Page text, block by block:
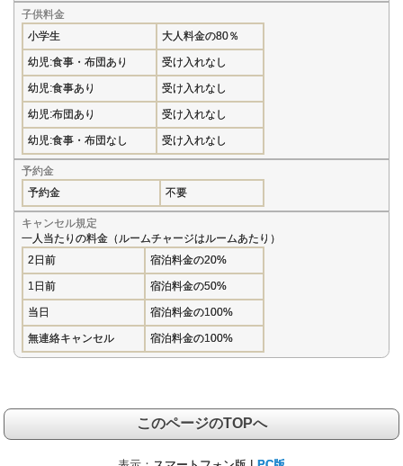
子供料金
小学生
大人料金の80％
幼児:食事・布団あり 受け入れなし
幼児:食事あり 受け入れなし
幼児:布団あり 受け入れなし
幼児:食事・布団なし 受け入れなし
予約金
予約金
不要
キャンセル規定
一人当たりの料金（ルームチャージはルームあたり）
2日前
宿泊料金の20%
1日前 宿泊料金の50%
当日 宿泊料金の100%
無連絡キャンセル 宿泊料金の100%
このページのTOPへ